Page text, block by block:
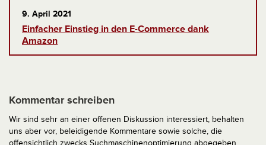
9. April 2021
Einfacher Einstieg in den E-Commerce dank
Amazon
Kommentar schreiben
Wir sind sehr an einer offenen Diskussion interessiert, behalten
uns aber vor, beleidigende Kommentare sowie solche, die
offensichtlich zwecks Suchmaschinenoptimierung abgegeben